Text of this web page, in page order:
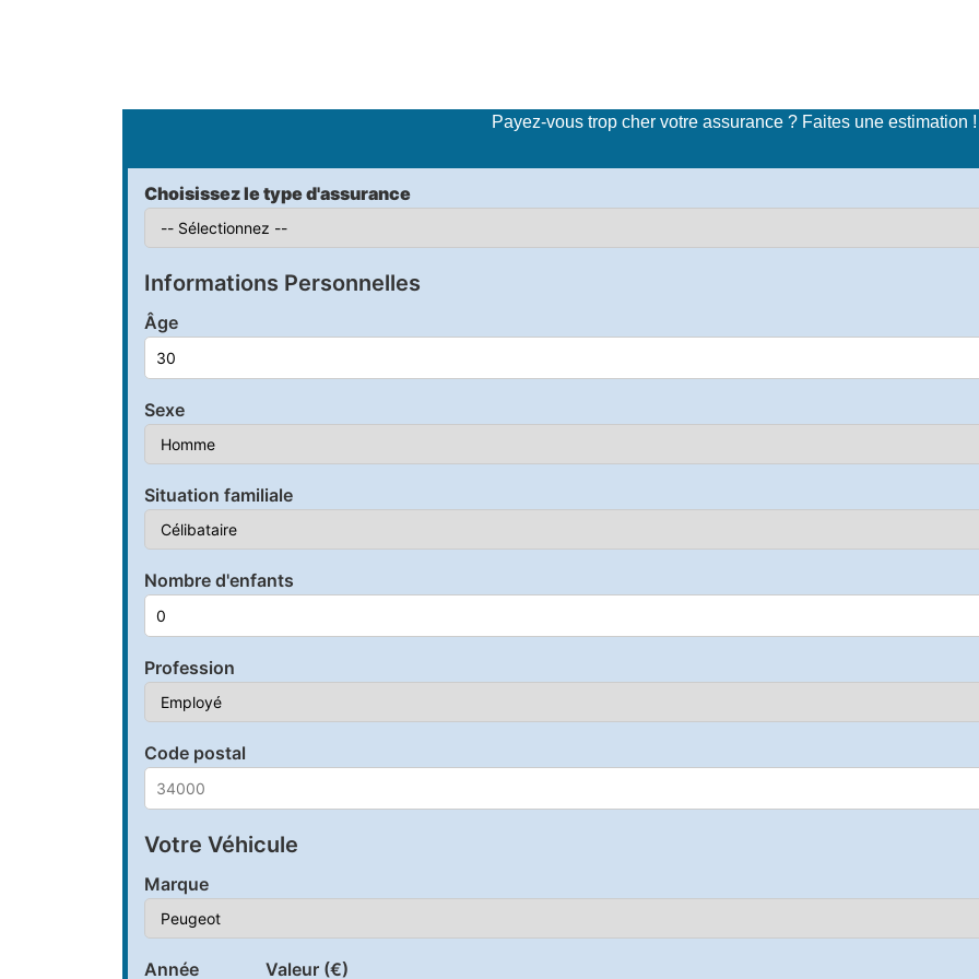
Payez-vous trop cher votre assurance ? Faites une estimation !
Choisissez le type d'assurance
Informations Personnelles
Âge
Sexe
Situation familiale
Nombre d'enfants
Profession
Code postal
Votre Véhicule
Marque
Année Valeur (€)